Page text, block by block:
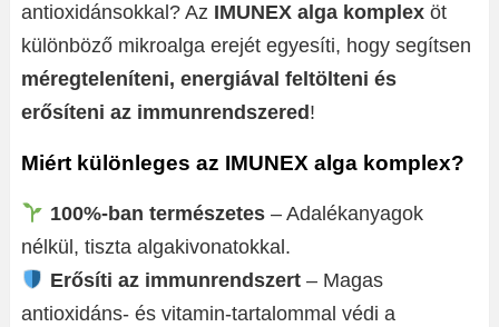
antioxidánsokkal? Az IMUNEX alga komplex öt
különböző mikroalga erejét egyesíti, hogy segítsen
méregteleníteni, energiával feltölteni és
erősíteni az immunrendszered !
Miért különleges az IMUNEX alga komplex?
100%-ban természetes– Adalékanyagok
nélkül, tiszta algakivonatokkal.
Erősíti az immunrendszert– Magas
antioxidáns- és vitamin-tartalommal védi a